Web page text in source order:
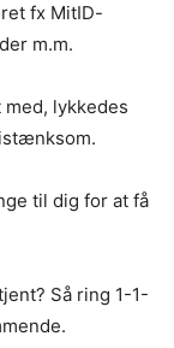
fx MitID-
m.m.
lykkedes
til dig for at få
Så ring 1-1-